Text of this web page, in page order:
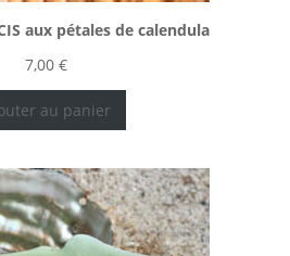
aux pétales de calendula
7,00€
au panier